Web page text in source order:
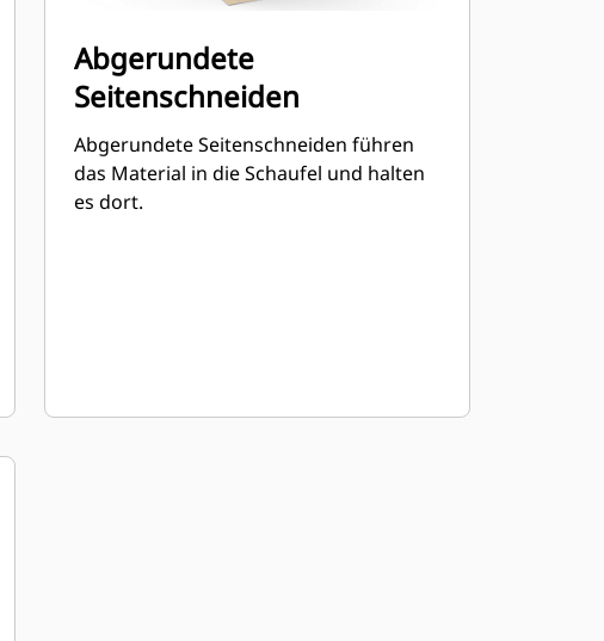
Abgerundete
Seitenschneiden
Abgerundete Seitenschneiden führen
das Material in die Schaufel und halten
es dort.